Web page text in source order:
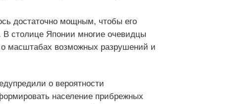
достаточно мощным, чтобы его
В столице Японии многие очевидцы
масштабах возможных разрушений и
о вероятности
население прибрежных